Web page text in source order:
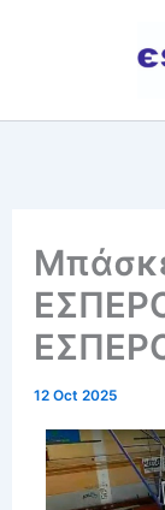
12 Oct 2025